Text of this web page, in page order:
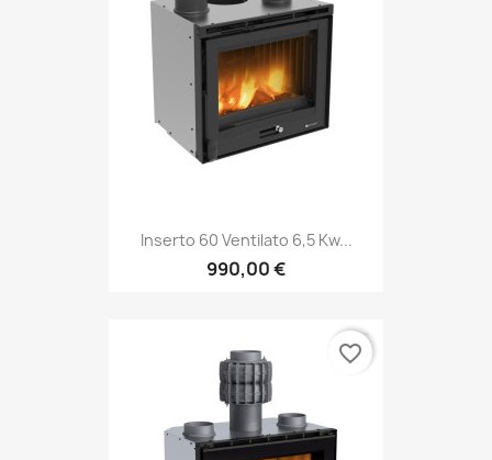
Inserto 60 Ventilato 6,5 Kw...
990,00 €
favorite_border